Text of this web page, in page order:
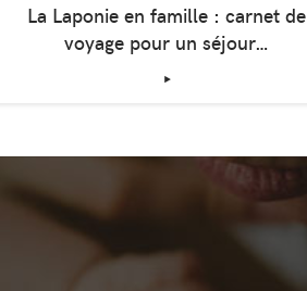
La Laponie en famille : carnet de
voyage pour un séjour…
‣